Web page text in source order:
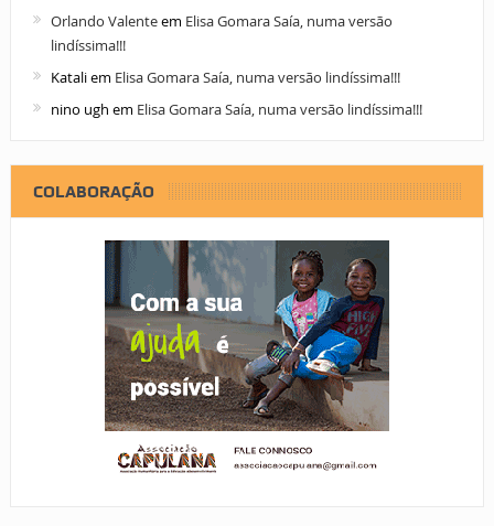
Orlando Valenteem Elisa Gomara Saía, numa versão
lindíssima!!!
Kataliem Elisa Gomara Saía, numa versão lindíssima!!!
nino ugh em Elisa Gomara Saía, numa versão lindíssima!!!
COLABORAÇÃO